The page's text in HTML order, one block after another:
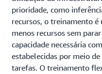
prioridade, como
recursos, o treinamento
menos recursos sem
capacidade necessária
estabelecidas por meio
tarefas. O treinamento